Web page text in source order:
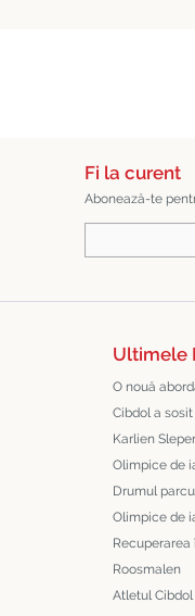
Fi la curent
Abonează-te
Ultimele
O nouă
Cibdol a sosit
Karlien
Olimpice de
Drumul
Olimpice de
Roosmalen
Atletul Cibdol